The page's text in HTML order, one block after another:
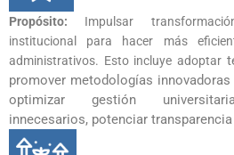
Propósito: Impulsar
institucional para hacer más
administrativos. Esto incluye adoptar
promover metodologías innovadoras
optimizar gestión
innecesarios, potenciar